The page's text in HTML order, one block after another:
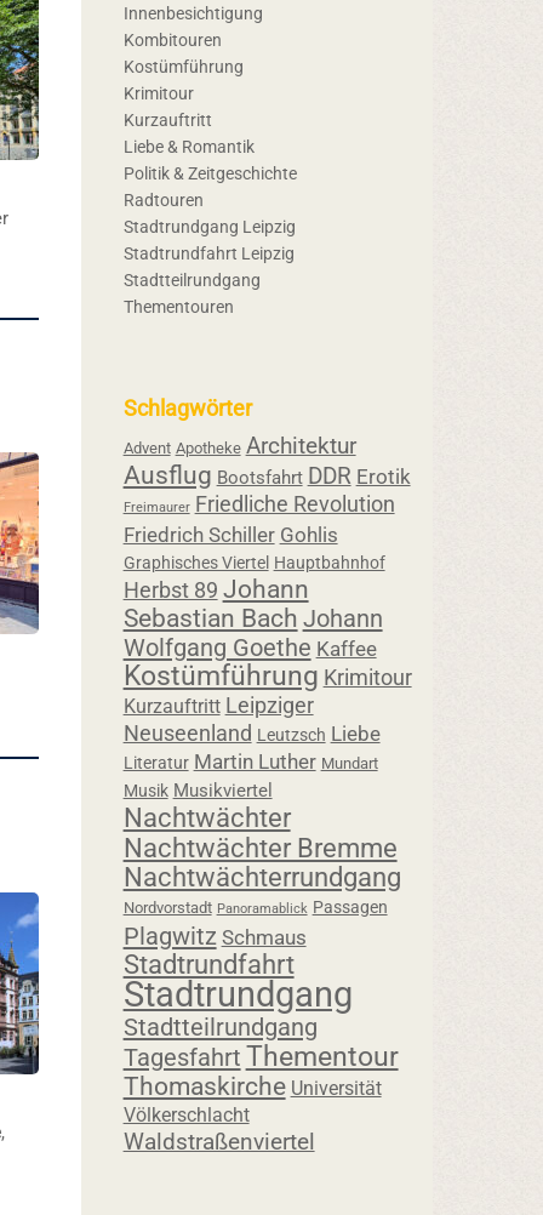
,
Innenbesichtigung
Kombitouren
Kostümführung
Krimitour
Kurzauftritt
Liebe & Romantik
Politik & Zeitgeschichte
Radtouren
Stadtrundgang Leipzig
Stadtrundfahrt Leipzig
Stadtteilrundgang
Thementouren
Schlagwörter
Advent Apotheke Architektur
Ausflug Bootsfahrt DDR Erotik
Freimaurer Friedliche Revolution
Friedrich Schiller Gohlis
Graphisches Viertel Hauptbahnhof
Herbst 89 Johann
Sebastian Bach Johann
Wolfgang Goethe Kaffee
Kostümführung Krimitour
Kurzauftritt Leipziger
Neuseenland Leutzsch Liebe
Literatur Martin Luther Mundart
Musik Musikviertel
Nachtwächter
Nachtwächter Bremme
Nachtwächterrundgang
Nordvorstadt Panoramablick Passagen
Plagwitz Schmaus
Stadtrundfahrt
Stadtrundgang
Stadtteilrundgang
Tagesfahrt Thementour
Thomaskirche Universität
Völkerschlacht
Waldstraßenviertel